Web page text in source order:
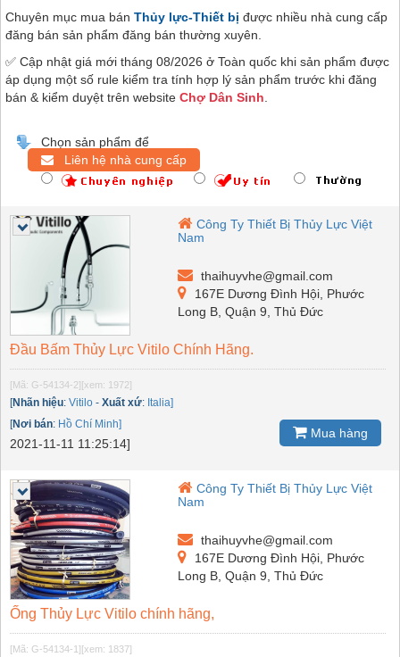
Chuyên mục mua bán Thủy lực-Thiết bị được nhiều nhà cung cấp
đăng bán sản phẩm đăng bán thường xuyên.
✅ Cập nhật giá mới tháng 08/2026 ở Toàn quốc khi sản phẩm được
áp dụng một số rule kiểm tra tính hợp lý sản phẩm trước khi đăng
bán & kiểm duyệt trên website Chợ Dân Sinh
Chọn sản phẩm để
Liên hệ nhà cung cấp
Công Ty Thiết Bị Thủy Lực Việt
Nam
thaihuyvhe@gmail.com
167E Dương Đình Hội, Phước
Long B, Quận 9, Thủ Đức
Đầu Bấm Thủy Lực Vitilo Chính Hãng.
[Mã: G-54134-2][xem: 1972]
[Nhãn hiệu: Vitilo - Xuất xứ: Italia]
[Nơi bán: Hồ Chí Minh]
2021-11-11 11:25:14]
Mua hàng
Công Ty Thiết Bị Thủy Lực Việt
Nam
thaihuyvhe@gmail.com
167E Dương Đình Hội, Phước
Long B, Quận 9, Thủ Đức
Ống Thủy Lực Vitilo chính hãng,
[Mã: G-54134-1][xem: 1837]